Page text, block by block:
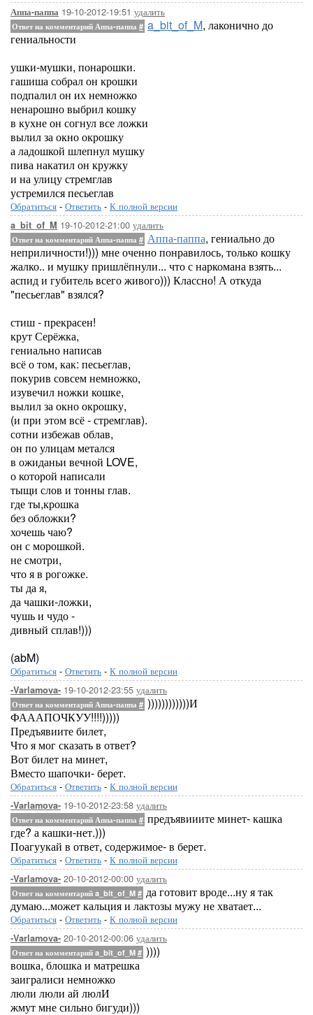
Аппа-паппа 19-10-2012-19:51 удалить
Ответ на комментарий Аппа-паппа # a_bit_of_M, лаконично до
гениальности
ушки-мушки, понарошки.
гашиша собрал он крошки
подпалил он их немножко
ненарошно выбрил кошку
в кухне он согнул все ложки
вылил за окно окрошку
а ладошкой шлепнул мушку
пива накатил он кружку
и на улицу стремглав
устремился песьеглав
Обратиться - Ответить - К полной версии
a_bit_of_M 19-10-2012-21:00 удалить
Ответ на комментарий Аппа-паппа # Аппа-паппа, гениально до
неприличности!))) мне оченно понравилось, только кошку
жалко.. и мушку пришлёпнули... что с наркомана взять...
аспид и губитель всего живого))) Классно! А откуда
"песьеглав" взялся?
стиш - прекрасен!
крут Серёжка,
гениально написав
всё о том, как: песьеглав,
покурив совсем немножко,
изувечил ножки кошке,
вылил за окно окрошку,
(и при этом всё - стремглав).
сотни избежав облав,
он по улицам метался
в ожиданьи вечной LOVE,
о которой написали
тыщи слов и тонны глав.
где ты,крошка
без обложки?
хочешь чаю?
он с морошкой.
не смотри,
что я в рогожке.
ты да я,
да чашки-ложки,
чушь и чудо -
дивный сплав!)))
(abM)
Обратиться - Ответить - К полной версии
-Varlamova- 19-10-2012-23:55 удалить
Ответ на комментарий Аппа-паппа # ))))))))))))И
ФАААПОЧКУУ!!!!)))))
Предъявиите билет,
Что я мог сказать в ответ?
Вот билет на минет,
Вместо шапочки- берет.
Обратиться - Ответить - К полной версии
-Varlamova- 19-10-2012-23:58 удалить
Ответ на комментарий Аппа-паппа # предъявииите минет- кашка
где? а кашки-нет.)))
Поагуукай в ответ, содержимое- в берет.
Обратиться - Ответить - К полной версии
-Varlamova- 20-10-2012-00:00 удалить
Ответ на комментарий a_bit_of_M # да готовит вроде...ну я так
думаю...может кальция и лактозы мужу не хватает...
Обратиться - Ответить - К полной версии
-Varlamova- 20-10-2012-00:06 удалить
Ответ на комментарий a_bit_of_M # ))))
вошка, блошка и матрешка
заигралиси немножко
люли люли ай люлИ
жмут мне сильно бигуди)))